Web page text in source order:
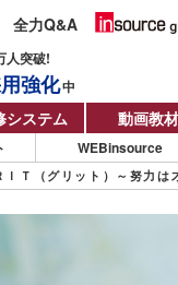
全力Q&A
人突破!
強化中
システム 動画教材
WEBinsource
ＩＴ（グリット）～努力は